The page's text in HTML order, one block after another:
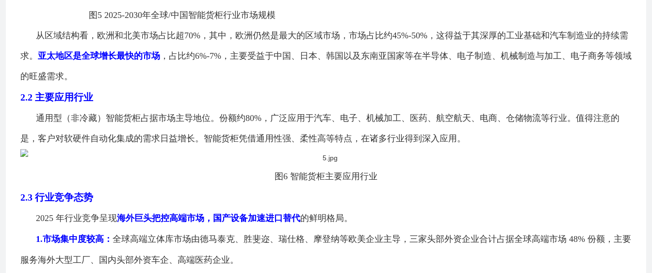
图5 2025-2030年全球/中国智能货柜行业市场规模
从区域结构看，欧洲和北美市场占比超70%，其中，欧洲仍然是最大的区域市场，市场占比约45%-50%，这得益于其深厚的工业基础和汽车制造业的持续需
求。 亚太地区是全球增长最快的市场 ，占比约6%-7%，主要受益于中国、日本、韩国以及东南亚国家等在半导体、电子制造、机械制造与加工、电子商务等领域
的旺盛需求。
2.2 主要应用行业
通用型（非冷藏）智能货柜占据市场主导地位。份额约80%，广泛应用于汽车、电子、机械加工、医药、航空航天、电商、仓储物流等行业。值得注意的
是，客户对软硬件自动化集成的需求日益增长。智能货柜凭借通用性强、柔性高等特点，在诸多行业得到深入应用。
图6 智能货柜主要应用行业
2.3 行业竞争态势
2025 年行业竞争呈现海外巨头把控高端市场，国产设备加速进口替代的鲜明格局。
1.市场集中度较高： 全球高端立体库市场由德马泰克、胜斐迩、瑞仕格、摩登纳等欧美企业主导，三家头部外资企业合计占据全球高端市场 48% 份额，主要
服务海外大型工厂、国内头部外资车企、高端医药企业。